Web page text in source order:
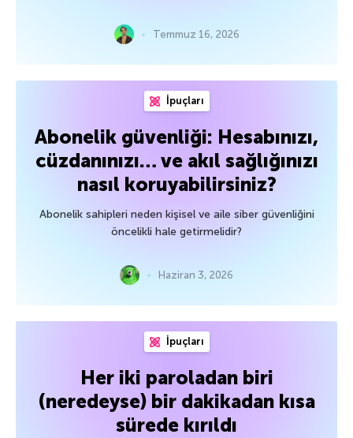
Temmuz 16, 2026
İpuçları
Abonelik güvenliği: Hesabınızı,
cüzdanınızı… ve akıl sağlığınızı
nasıl koruyabilirsiniz?
Abonelik sahipleri neden kişisel ve aile siber güvenliğini
öncelikli hale getirmelidir?
Haziran 3, 2026
İpuçları
Her iki paroladan biri
(neredeyse) bir dakikadan kısa
sürede kırıldı